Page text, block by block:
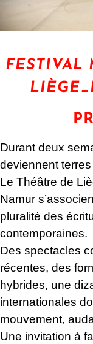
FESTIVAL
Durant deux
deviennent
Le Théâtre de
Namur
pluralité des
contemporaines.
Des spectacles
récentes, des
hybrides, une
internationales
mouvement,
Une invitation à